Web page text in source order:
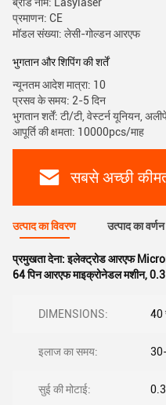
प्रमाणन: CE
मॉडल संख्या: लेसी-गोल्डन आरएफ
भुगतान और शिपिंग की शर्तें
न्यूनतम आदेश मात्रा: 10
प्रसव के समय: 2-5 दिन
भुगतान शर्तें: टी/टी, वेस्टर्न यूनियन,
आपूर्ति की क्षमता: 10000pcs/माह
सबसे अच्छी
उत्पाद का विवरण उत्पाद का वर्णन
प्रमुखता देना:इलेक्ट्रोड आरएफ
64 पिन आरएफ माइक्रोनेडल मशीन,0.3
DIMENSIONS: 40
इलाज का समय:
सुई की मोटाई: 0.3